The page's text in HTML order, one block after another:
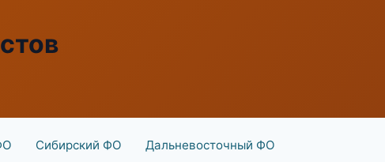
Сибирский ФО Дальневосточный ФО